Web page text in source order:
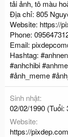
tải ảnh, tô màu
Địa chỉ: 805
Website: https://
Phone:
Email:
Hashtag:
#anhchibi
#ảnh_meme
Sinh nhật
02/02/1990 (Tuổi:
Website
https://